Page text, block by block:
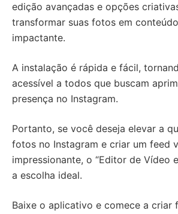
edição avançadas e opções
transformar suas fotos em
impactante.
A instalação é rápida e fácil,
acessível a todos que buscam
presença no Instagram.
Portanto, se você deseja elevar a
fotos no Instagram e criar um feed
impressionante, o “Editor de Vídeo
a escolha ideal.
Baixe o aplicativo e comece a criar